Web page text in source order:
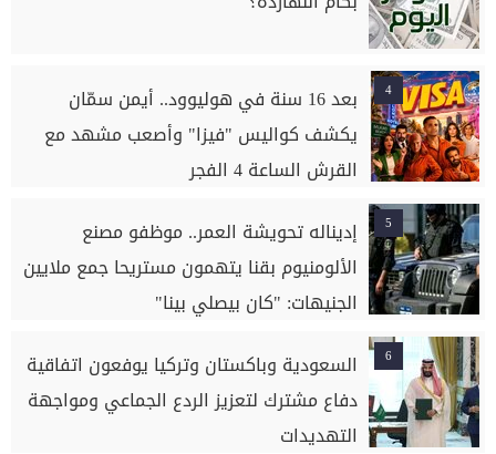
4
بعد 16 سنة في هوليوود.. أيمن سمّان
يكشف كواليس "فيزا" وأصعب مشهد مع
القرش الساعة 4 الفجر
5
إديناله تحويشة العمر.. موظفو مصنع
الألومنيوم بقنا يتهمون مستريحا جمع ملايين
الجنيهات: "كان بيصلي بينا"
6
السعودية وباكستان وتركيا يوفعون اتفاقية
دفاع مشترك لتعزيز الردع الجماعي ومواجهة
التهديدات